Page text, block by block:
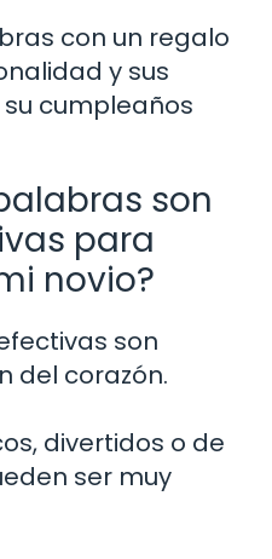
con un regalo
y sus
cumpleaños
son
para
novio?
son
del corazón.
divertidos o de
ser muy